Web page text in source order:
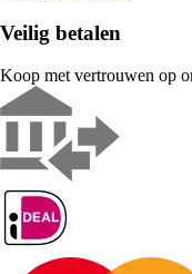
Veilig betalen
Koop met vertrouwen op